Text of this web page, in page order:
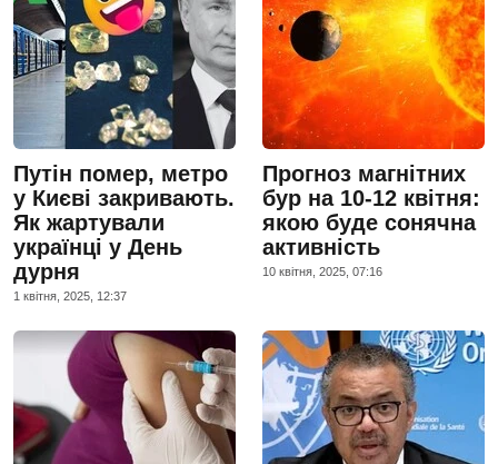
Путін помер, метро
у Києві закривають.
Як жартували
українці у День
дурня
1 квiтня, 2025, 12:37
Прогноз магнітних
бур на 10-12 квітня:
якою буде сонячна
активність
10 квiтня, 2025, 07:16